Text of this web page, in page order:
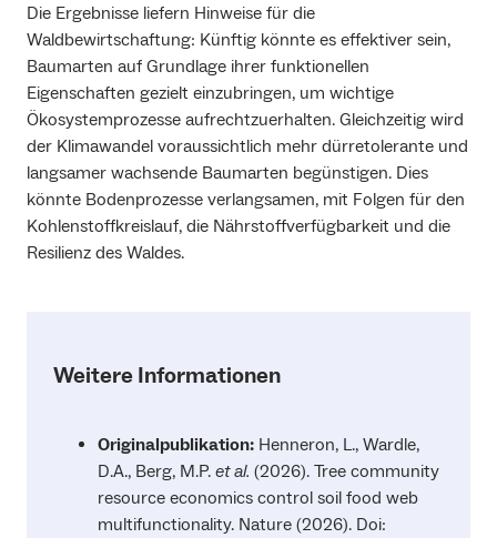
Die Ergebnisse liefern Hinweise für die
Waldbewirtschaftung: Künftig könnte es effektiver sein,
Baumarten auf Grundlage ihrer funktionellen
Eigenschaften gezielt einzubringen, um wichtige
Ökosystemprozesse aufrechtzuerhalten. Gleichzeitig wird
der Klimawandel voraussichtlich mehr dürretolerante und
langsamer wachsende Baumarten begünstigen. Dies
könnte Bodenprozesse verlangsamen, mit Folgen für den
Kohlenstoffkreislauf, die Nährstoffverfügbarkeit und die
Resilienz des Waldes.
Weitere Informationen
Originalpublikation: Henneron, L., Wardle,
D.A., Berg, M.P. et al. (2026). Tree community
resource economics control soil food web
multifunctionality. Nature (2026). Doi: